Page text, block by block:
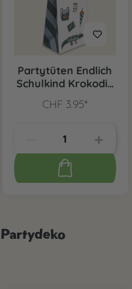
Partytüten Endlich
Schulkind Krokodil,
CHF 3.95*